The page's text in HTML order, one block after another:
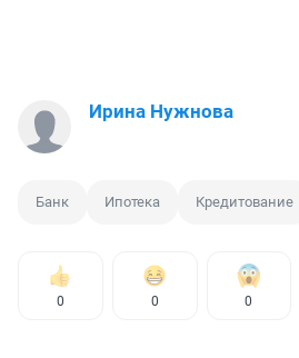
Ирина Нужнова
Банк Ипотека Кредитование
0 0 0